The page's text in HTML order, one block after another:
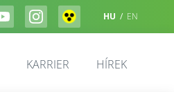
HU / EN
KARRIER HÍREK